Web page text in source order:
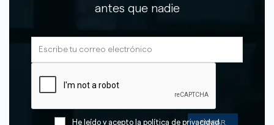
antes que nadie
He leído y acepto la política de privacidad